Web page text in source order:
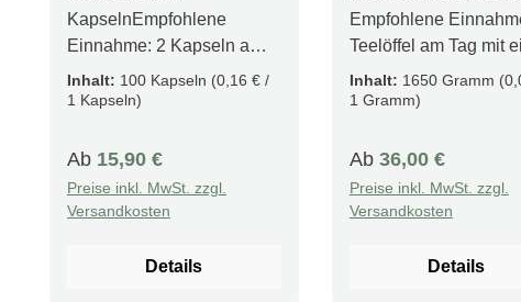
KapselnEmpfohlene
Einnahme: 2 Kapseln am
Tag mit einer Mahlzeit
ProduktfaktenHoher Gehalt
Curcuminoiden mit
WirkungTraditionell
Unterstützung von Leber-
Inhalt: 100 Kapseln (0,16 € /
1 Kapseln)
Regulärer Preis:
Ab 15,90 €
Preise inkl. MwSt. zzgl.
Versandkosten
Details
Empfohlene
Teelöffel am Tag mit
Mahlzeit Produktfakten
Über 100 Pflanzliche
Balancierte Ernährung
Natürliche
pflanzlichen Zutaten ist
Inhalt: 1650 Gramm
1 Gramm)
Regulärer Preis:
Ab 36,00 €
Preise inkl. MwSt. zzgl.
Versandkosten
Details